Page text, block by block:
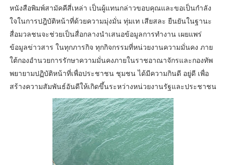
หนังสือพิมพ์สามัคคีสี่เหล่า เป็นผู้แทนกล่าวขอบคุณและขอเป็นกำลัง
ใจในการปฎิบัติหน้าที่ด้วยความมุ่งมั่น ทุ่มเท เสียสละ ยืนยันในฐานะ
สื่อมวลชนจะช่วยเป็นสื่อกลางนำเสนอข้อมูลการทำงาน เผยแพร่
ข้อมูลข่าวสาร ในทุกภารกิจ ทุกกิจกรรมที่หน่วยงานความมั่นคง ภาย
ใต้กองอำนวยการรักษาความมั่นคงภายในราชอาณาจักรและกองทัพ
พยายามปฏิบัติหน้าที่เพื่อประชาชน ชุมชน ได้มีความกินดี อยู่ดี เพื่อ
สร้างความสัมพันธ์อันดีให้เกิดขึ้นระหว่างหน่วยงานรัฐและประชาชน